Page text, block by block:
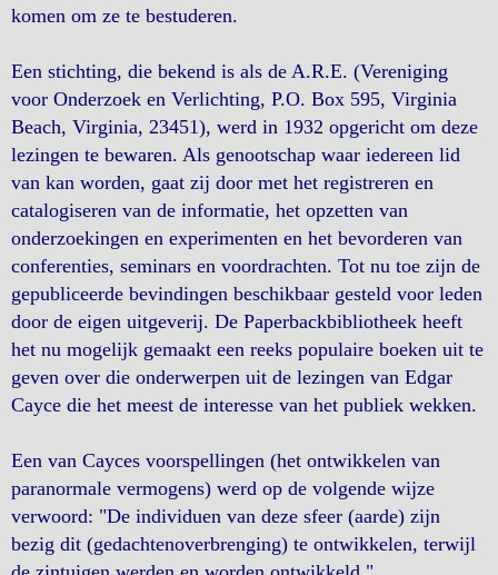
komen om ze te bestuderen.
Een stichting, die bekend is als de A.R.E. (Vereniging
voor Onderzoek en Verlichting, P.O. Box 595, Virginia
Beach, Virginia, 23451), werd in 1932 opgericht om deze
lezingen te bewaren. Als genootschap waar iedereen lid
van kan worden, gaat zij door met het registreren en
catalogiseren van de informatie, het opzetten van
onderzoekingen en experimenten en het bevorderen van
conferenties, seminars en voordrachten. Tot nu toe zijn de
gepubliceerde bevindingen beschikbaar gesteld voor leden
door de eigen uitgeverij. De Paperbackbibliotheek heeft
het nu mogelijk gemaakt een reeks populaire boeken uit te
geven over die onderwerpen uit de lezingen van Edgar
Cayce die het meest de interesse van het publiek wekken.
Een van Cayces voorspellingen (het ontwikkelen van
paranormale vermogens) werd op de volgende wijze
verwoord: "De individuen van deze sfeer (aarde) zijn
bezig dit (gedachtenoverbrenging) te ontwikkelen, terwijl